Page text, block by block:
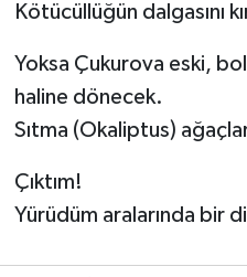
Kötücüllüğün dalgasını
Yoksa Çukurova eski,
haline dönecek.
Sıtma (Okaliptus)
Çıktım!
Yürüdüm aralarında bir